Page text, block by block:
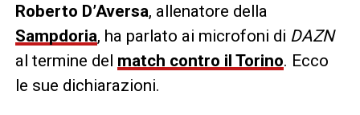
Roberto D’Aversa, allenatore della
Sampdoria, ha parlato ai microfoni di DAZN
al termine del match contro il Torino. Ecco
le sue dichiarazioni.